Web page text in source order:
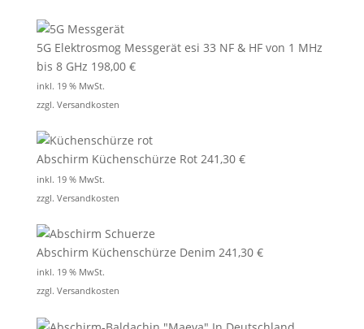
5G Elektrosmog Messgerät esi 33 NF & HF von 1 MHz
bis 8 GHz 198,00 €
inkl. 19 % MwSt.
zzgl. Versandkosten
Abschirm Küchenschürze Rot 241,30 €
inkl. 19 % MwSt.
zzgl. Versandkosten
Abschirm Küchenschürze Denim 241,30 €
inkl. 19 % MwSt.
zzgl. Versandkosten